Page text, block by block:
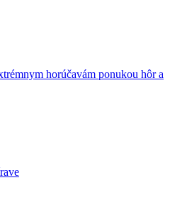
horúčavám ponukou hôr a